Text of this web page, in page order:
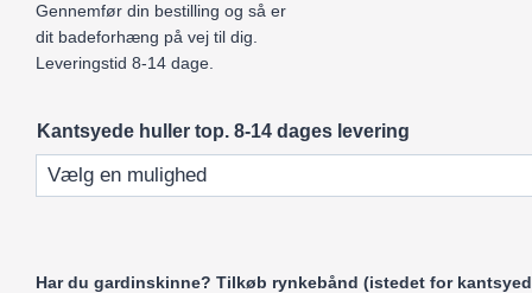
Gennemfør din bestilling og så er
dit badeforhæng på vej til dig.
Leveringstid 8-14 dage.
Kantsyede huller top. 8-14 dages levering
Har du gardinskinne? Tilkøb rynkebånd (istedet for